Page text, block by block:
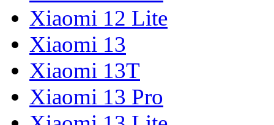
Xiaomi 12 Lite
Xiaomi 13
Xiaomi 13T
Xiaomi 13 Pro